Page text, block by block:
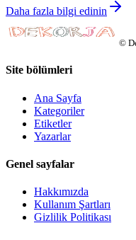
Daha fazla bilgi edinin
©
Site bölümleri
Ana Sayfa
Kategoriler
Etiketler
Yazarlar
Genel sayfalar
Hakkımızda
Kullanım Şartları
Gizlilik Politikası